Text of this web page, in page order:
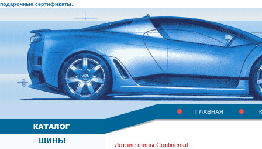
подарочные сертификаты
ГЛАВНАЯ
шины Летние шины Continental.